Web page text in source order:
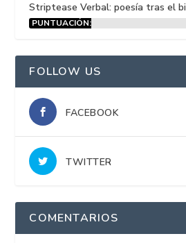
Striptease Verbal: poesía tras el
PUNTUACIÓN:
FOLLOW US
FACEBOOK
TWITTER
COMENTARIOS